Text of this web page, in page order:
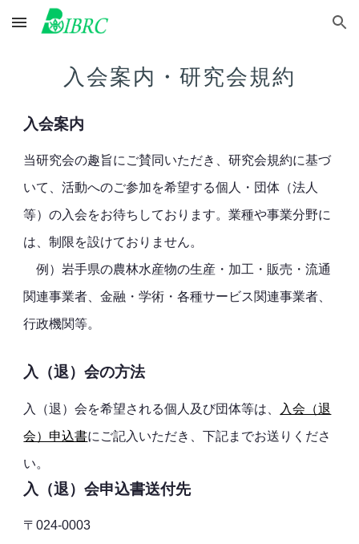
Skip to main content Skip to navigation
入会案内・研究会規約
入会案内
当研究会の趣旨にご賛同いただき、研究会規約に基づ
いて、活動へのご参加を希望する個人・団体（法人
等）の入会をお待ちしております。業種や事業分野に
は、制限を設けておりません。
例）岩手県の農林水産物の生産・加工・販売・流通
関連事業者、金融・学術・各種サービス関連事業者、
行政機関等。
入（退）会の方法
入（退）会を希望される個人及び団体等は、
入会（退
会）申込書にご記入いただき、下記までお送りくださ
い。
入（退）会申込書送付先
〒024-0003